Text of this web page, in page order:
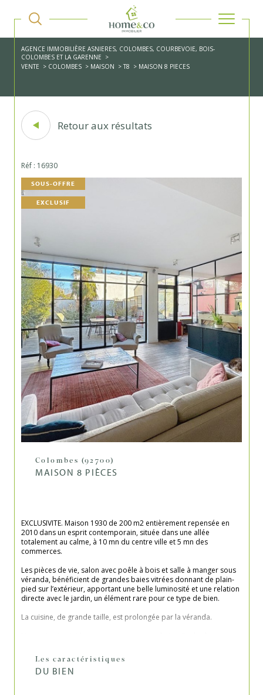
AGENCE IMMOBILIÈRE ASNIERES, COLOMBES, COURBEVOIE, BOIS-
COLOMBES ET LA GARENNE
VENTE
COLOMBES MAISON T8 MAISON 8 PIECES
Retour aux résultats
Réf : 16930
SOUS-OFFRE
EXCLUSIF
Colombes (92700)
MAISON 8 PIÈCES
EXCLUSIVITE. Maison 1930 de 200 m2 entièrement repensée en
2010 dans un esprit contemporain, située dans une allée
totalement au calme, à 10 mn du centre ville et 5 mn des
commerces.
Les pièces de vie, salon avec poêle à bois et salle à manger sous
véranda, bénéficient de grandes baies vitrées donnant de plain-
pied sur l’extérieur, apportant une belle luminosité et une relation
directe avec le jardin, un élément rare pour ce type de bien.
La cuisine, de grande taille, est prolongée par la véranda.
bien distincts dans leurs usages.
Un bureau/chambre d’ami complète le rdc. wc
Les caractéristiques
DU BIEN